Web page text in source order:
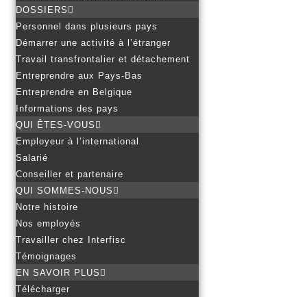
DOSSIERS
Personnel dans plusieurs pays
Démarrer une activité à l’étranger
Travail transfrontalier et détachement
Entreprendre aux Pays-Bas
Entreprendre en Belgique
Informations des pays
QUI ÊTES-VOUS
Employeur à l’international
Salarié
Conseiller et partenaire
QUI SOMMES-NOUS
Notre histoire
Nos employés
Travailler chez Interfisc
Témoignages
EN SAVOIR PLUS
Télécharger